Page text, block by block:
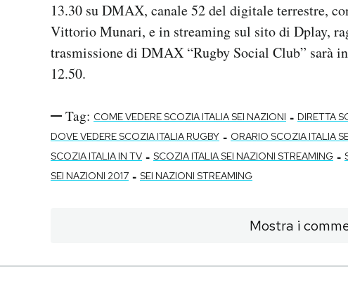
13.30 su DMAX, canale 52 del digitale terrestre,
Vittorio Munari, e in streaming sul sito di Dplay,
trasmissione di DMAX “Rugby Social Club” sarà
12.50.
Tag: COME VEDERE SCOZIA ITALIA SEI NAZIONI - DIRETTA
DOVE VEDERE SCOZIA ITALIA RUGBY - ORARIO SCOZIA ITALIA
SCOZIA ITALIA IN TV - SCOZIA ITALIA SEI NAZIONI STREAMING -
SEI NAZIONI 2017 - SEI NAZIONI STREAMING
Mostra i